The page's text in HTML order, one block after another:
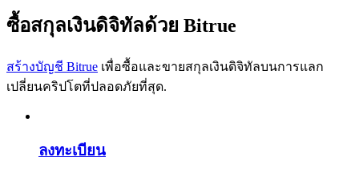
แนะนำ
ซื้อสกุลเงินดิจิทัลด้วย Bitrue
สร้างบัญชี Bitrue เพื่อซื้อและขายสกุลเงินดิจิทัลบนการแลก
เปลี่ยนคริปโตที่ปลอดภัยที่สุด.
ลงทะเบียน